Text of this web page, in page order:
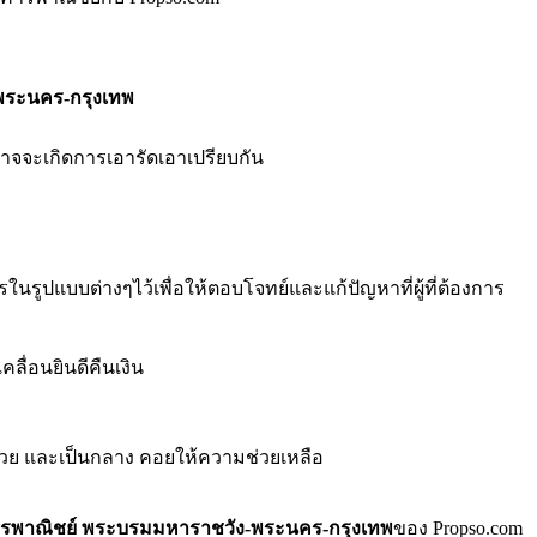
ะนคร-กรุงเทพ
ะเกิดการเอารัดเอาเปรียบกัน
ในรูปแบบต่างๆไว้เพื่อให้ตอบโจทย์และแก้ปัญหาที่ผู้ที่ต้องการ
คลื่อนยินดีคืนเงิน
ย และเป็นกลาง คอยให้ความช่วยเหลือ
พาณิชย์ พระบรมมหาราชวัง-พระนคร-กรุงเทพของ Propso.com